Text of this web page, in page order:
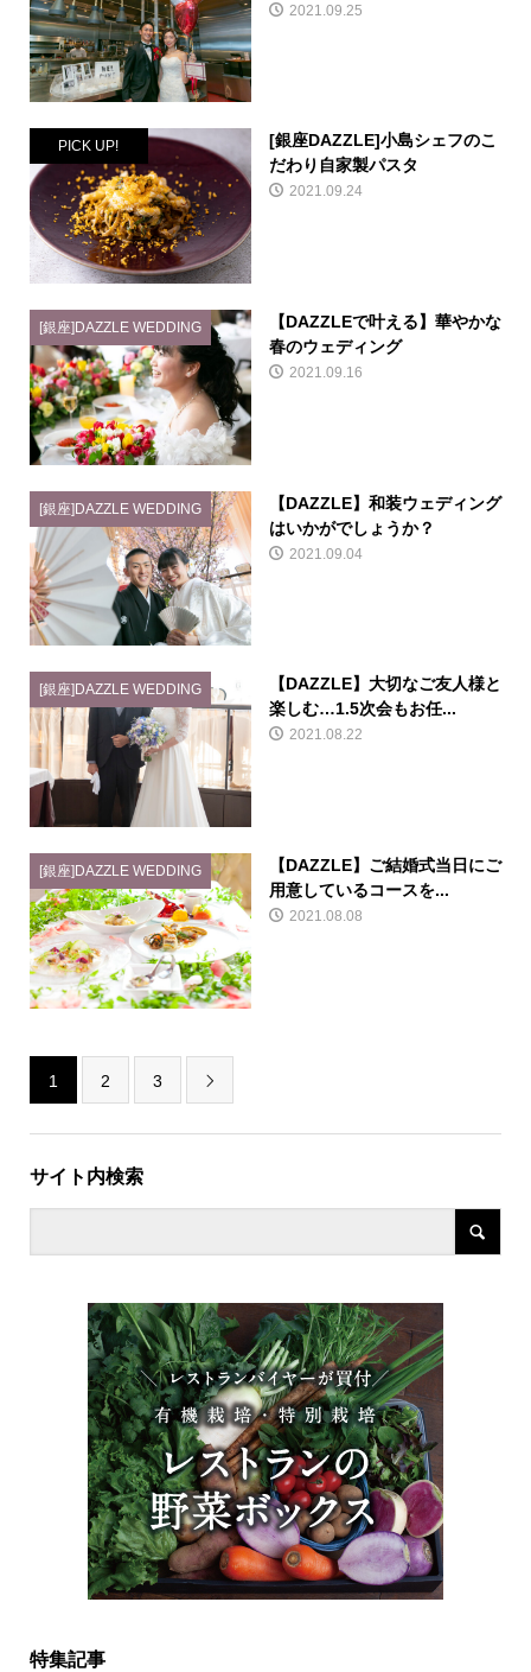
2021.09.25
PICK UP!
[銀座DAZZLE]小島シェフのこ
だわり自家製パスタ
2021.09.24
[銀座]DAZZLE WEDDING
【DAZZLEで叶える】華やかな
春のウェディング
2021.09.16
[銀座]DAZZLE WEDDING
【DAZZLE】和装ウェディング
はいかがでしょうか？
2021.09.04
[銀座]DAZZLE WEDDING
【DAZZLE】大切なご友人様と
楽しむ…1.5次会もお任...
2021.08.22
[銀座]DAZZLE WEDDING
【DAZZLE】ご結婚式当日にご
用意しているコースを...
2021.08.08
1 2 3 
サイト内検索
特集記事